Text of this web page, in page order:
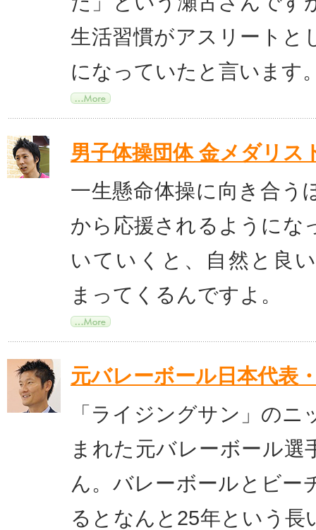
生活習慣がアスリートと
になっていたと言います
男子体操団体 金メダリス
一生懸命体操に向き合う
から応援されるようにな
いていくと、自然と良
まってくるんですよ。
元バレーボール日本代表
「ライジングサン」のニ
まれた元バレーボール選
ん。バレーボールとビー
るとなんと25年という長